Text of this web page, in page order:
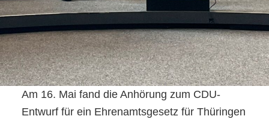
Am 16. Mai fand die Anhörung zum CDU-
Entwurf für ein Ehrenamtsgesetz für Thüringen